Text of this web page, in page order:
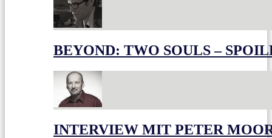
BEYOND: TWO SOULS –
INTERVIEW MIT PETER